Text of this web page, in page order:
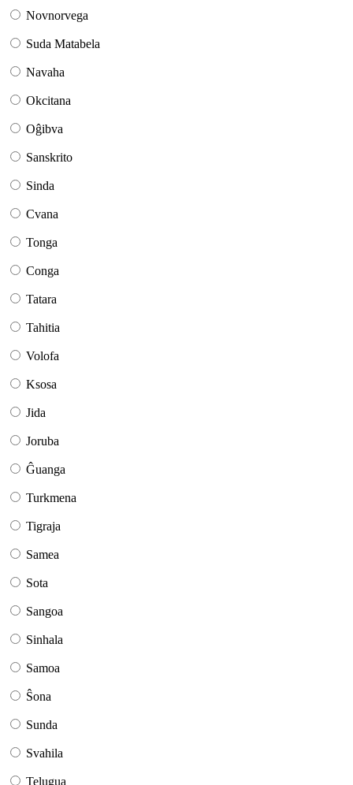
Novnorvega
Suda Matabela
Navaha
Okcitana
Oĝibva
Sanskrito
Sinda
Cvana
Tonga
Conga
Tatara
Tahitia
Volofa
Ksosa
Jida
Joruba
Ĝuanga
Turkmena
Tigraja
Samea
Sota
Sangoa
Sinhala
Samoa
Ŝona
Sunda
Svahila
Telugua